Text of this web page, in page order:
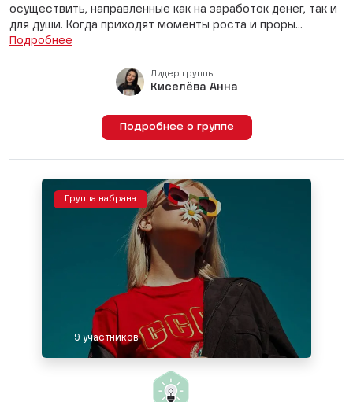
осуществить, направленные как на заработок денег, так и
для души. Когда приходят моменты роста и проры...
Подробнее
Лидер группы
Киселёва Анна
Подробнее о группе
Группа набрана
9 участников